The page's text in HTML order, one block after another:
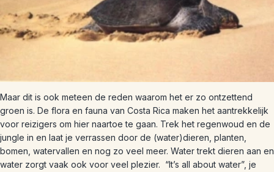
Maar dit is ook meteen de reden waarom het er zo ontzettend
groen is. De flora en fauna van Costa Rica maken het aantrekkelijk
voor reizigers om hier naartoe te gaan. Trek het regenwoud en de
jungle in en laat je verrassen door de (water)dieren, planten,
bomen, watervallen en nog zo veel meer. Water trekt dieren aan en
water zorgt vaak ook voor veel plezier. “It’s all about water”, je